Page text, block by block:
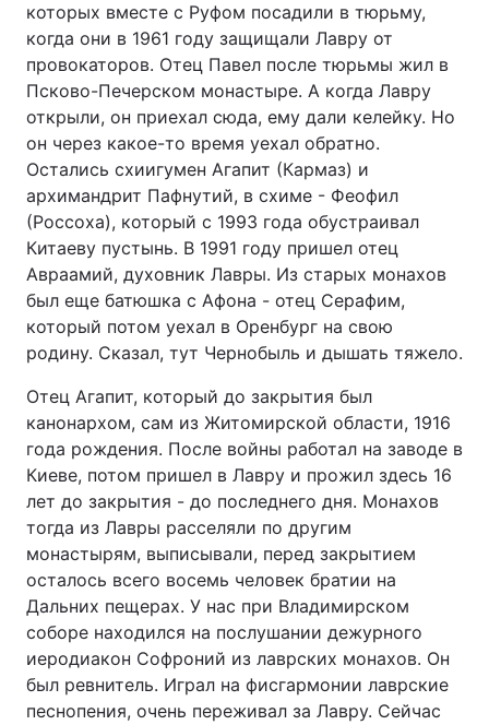
которых вместе с Руфом посадили в тюрьму,
когда они в 1961 году защищали Лавру от
провокаторов. Отец Павел после тюрьмы жил в
Псково-Печерском монастыре. А когда Лавру
открыли, он приехал сюда, ему дали келейку. Но
он через какое-то время уехал обратно.
Остались схиигумен Агапит (Кармаз) и
архимандрит Пафнутий, в схиме - Феофил
(Россоха), который с 1993 года обустраивал
Китаеву пустынь. В 1991 году пришел отец
Авраамий, духовник Лавры. Из старых монахов
был еще батюшка с Афона - отец Серафим,
который потом уехал в Оренбург на свою
родину. Сказал, тут Чернобыль и дышать тяжело.
Отец Агапит, который до закрытия был
канонархом, сам из Житомирской области, 1916
года рождения. После войны работал на заводе в
Киеве, потом пришел в Лавру и прожил здесь 16
лет до закрытия - до последнего дня. Монахов
тогда из Лавры расселяли по другим
монастырям, выписывали, перед закрытием
осталось всего восемь человек братии на
Дальних пещерах. У нас при Владимирском
соборе находился на послушании дежурного
иеродиакон Софроний из лаврских монахов. Он
был ревнитель. Играл на фисгармонии лаврские
песнопения, очень переживал за Лавру. Сейчас